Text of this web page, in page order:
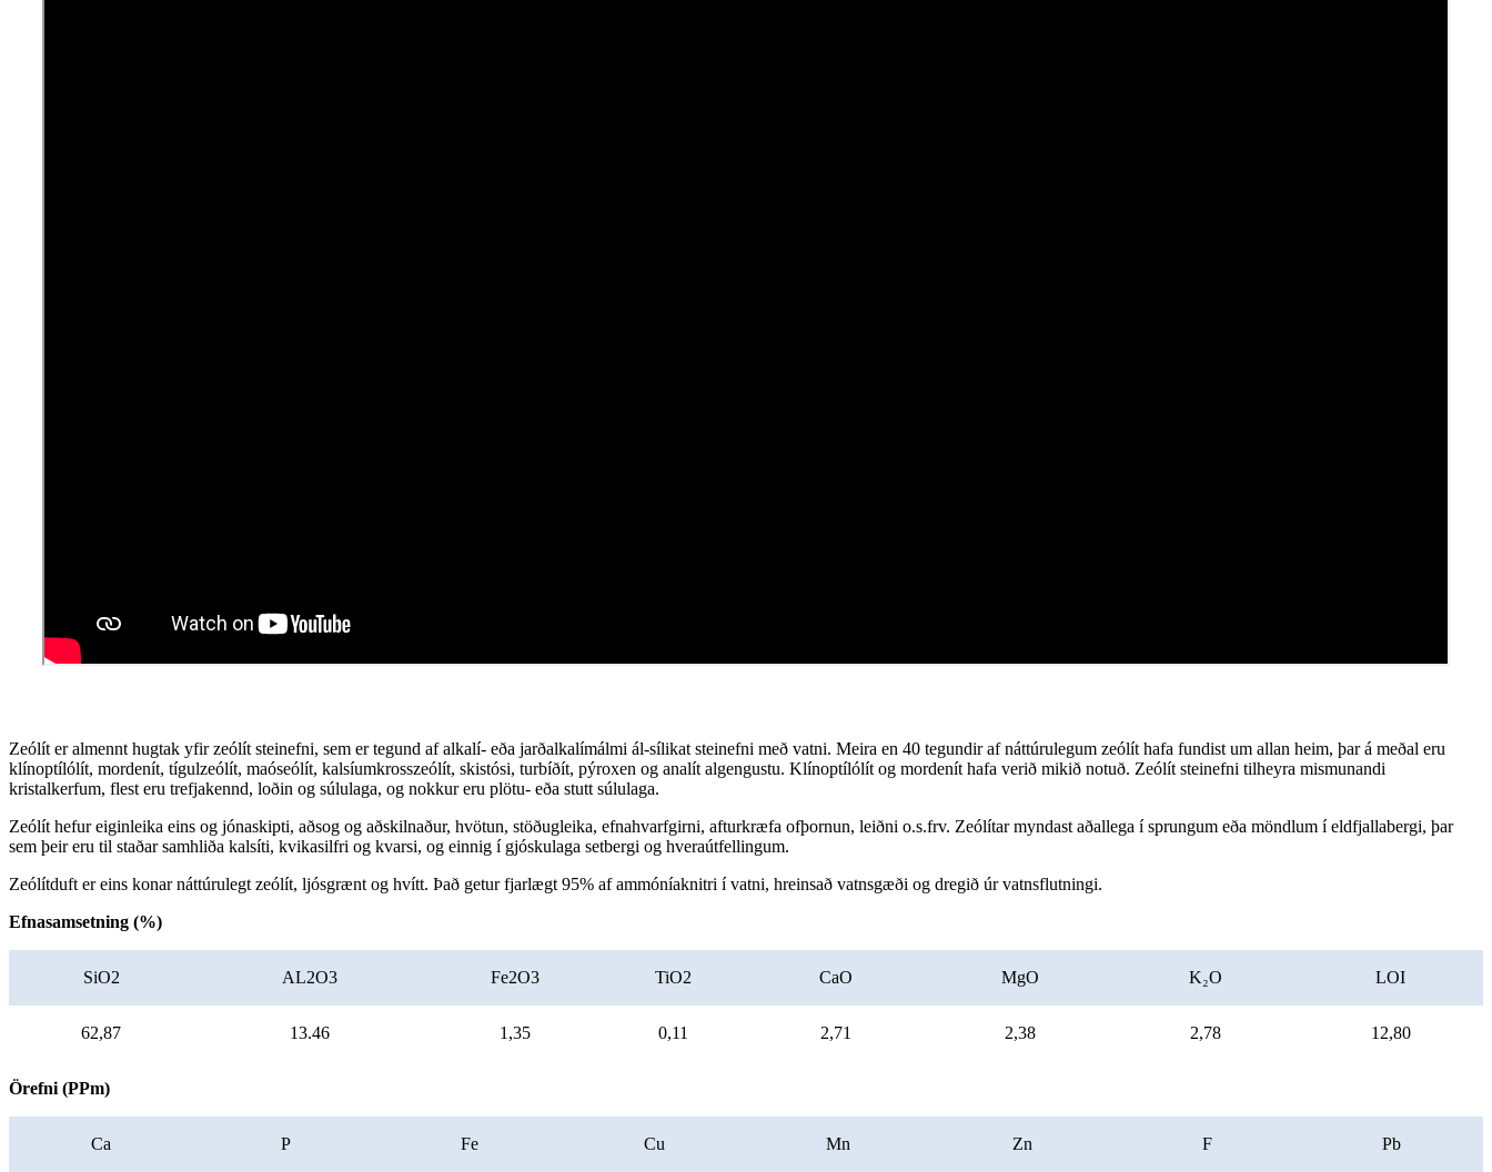
Zeólít er almennt hugtak yfir zeólít steinefni, sem er tegund af alkalí- eða jarðalkalímálmi ál-sílikat steinefni með vatni. Meira en 40 tegundir af náttúrulegum zeólít hafa fundist um allan heim, þar á meðal eru
klínoptílólít, mordenít, tígulzeólít, maóseólít, kalsíumkrosszeólít, skistósi, turbíðít, pýroxen og analít algengustu. Klínoptílólít og mordenít hafa verið mikið notuð. Zeólít steinefni tilheyra mismunandi
kristalkerfum, flest eru trefjakennd, loðin og súlulaga, og nokkur eru plötu- eða stutt súlulaga.
Zeólít hefur eiginleika eins og jónaskipti, aðsog og aðskilnaður, hvötun, stöðugleika, efnahvarfgirni, afturkræfa ofþornun, leiðni o.s.frv. Zeólítar myndast aðallega í sprungum eða möndlum í eldfjallabergi, þar
sem þeir eru til staðar samhliða kalsíti, kvikasilfri og kvarsi, og einnig í gjóskulaga setbergi og hveraútfellingum.
Zeólítduft er eins konar náttúrulegt zeólít, ljósgrænt og hvítt. Það getur fjarlægt 95% af ammóníaknitri í vatni, hreinsað vatnsgæði og dregið úr vatnsflutningi.
Efnasamsetning (%)
SiO2 AL2O3 Fe2O3 TiO2 CaO MgO K₂O LOI
62,87 13.46 1,35 0,11 2,71 2,38 2,78 12,80
Örefni (PPm)
Ca P Fe Cu Mn Zn F Pb